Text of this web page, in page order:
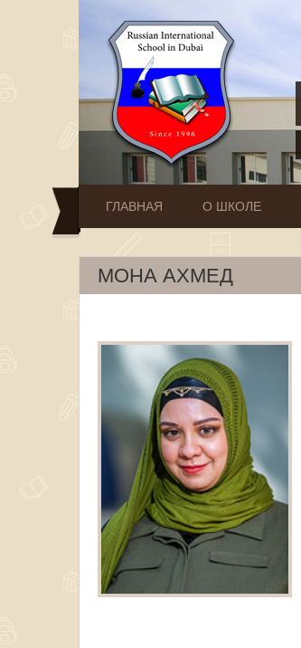
ГЛАВНАЯ О ШКОЛЕ
МОНА АХМЕД